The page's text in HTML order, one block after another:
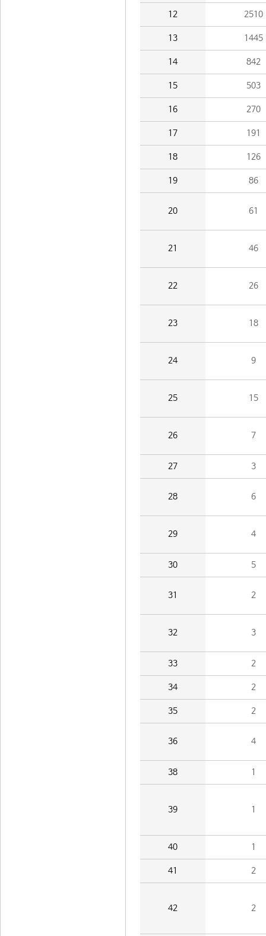
12 2510
13 1445
14 842
15 503
16 270
17 191
18 126
19 86
20 61
21 46
22 26
23 18
24 9
25 15
26 7
27 3
28 6
29 4
30 5
31 2
32 3
33 2
34 2
35 2
36 4
38 1
39 1
40 1
41 2
42 2